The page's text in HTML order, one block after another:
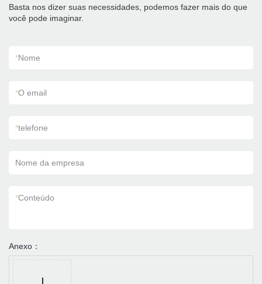
Basta nos dizer suas necessidades, podemos fazer mais do que
você pode imaginar.
*Nome
*O email
*telefone
Nome da empresa
*Conteúdo
Anexo：